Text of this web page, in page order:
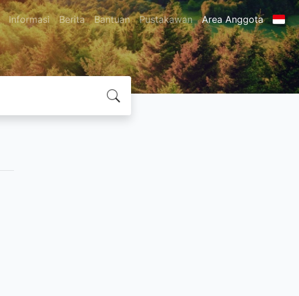
Informasi Berita Bantuan Pustakawan Area Anggota